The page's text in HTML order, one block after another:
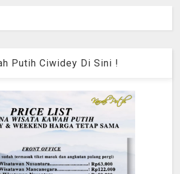
Putih Ciwidey Di Sini !